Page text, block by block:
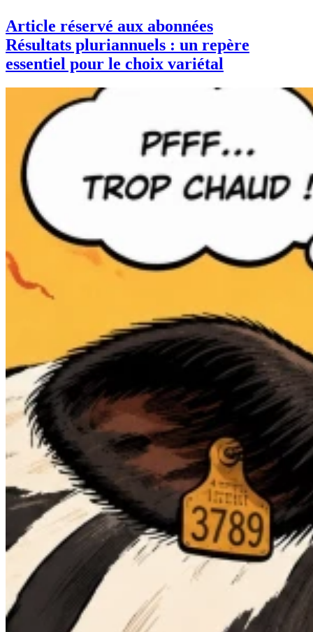
Article réservé aux abonnées
Résultats pluriannuels : un repère
essentiel pour le choix variétal